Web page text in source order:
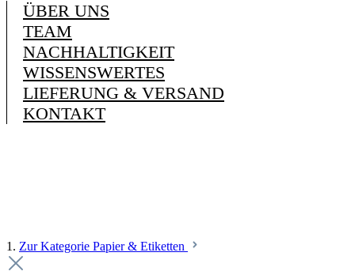
ÜBER UNS
TEAM
NACHHALTIGKEIT
WISSENSWERTES
LIEFERUNG & VERSAND
KONTAKT
1. Zur Kategorie Papier & Etiketten